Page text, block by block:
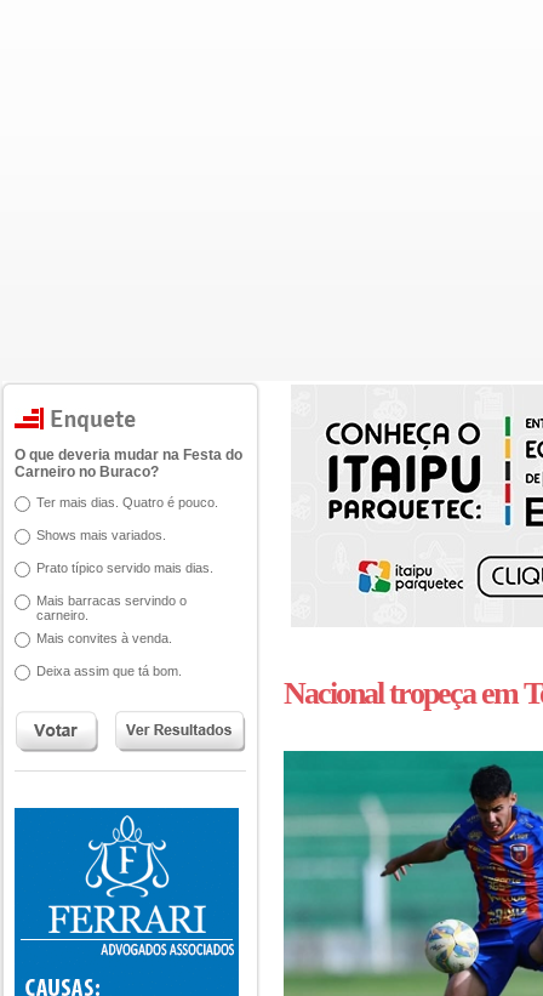
O que deveria mudar na Festa do
Carneiro no Buraco?
Ter mais dias. Quatro é pouco.
Shows mais variados.
Prato típico servido mais dias.
Mais barracas servindo o
carneiro.
Mais convites à venda.
Deixa assim que tá bom.
Nacional tropeça em